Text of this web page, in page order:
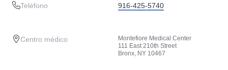
Teléfono 916-425-5740
Centro médico
Montefiore Medical Center
111 East 210th Street
Bronx, NY 10467